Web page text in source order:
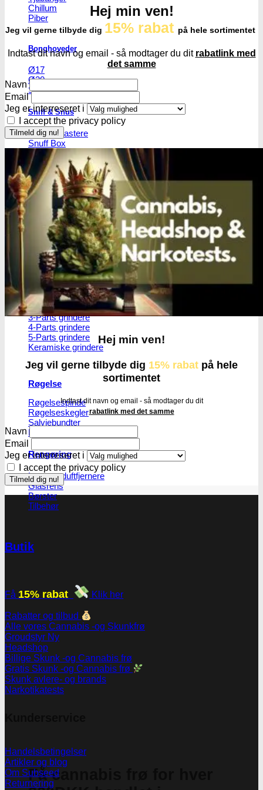
Chillum
Piber
Bonghoveder
Ø17
Ø20
SG14
Sniff & Snus
Master blastere
Snuff Box
Snifferør
Sniffesæt
Pulverbeholdere
Pulverknusere
Digital vægte
0,1g vægte
0,01g vægte
0,001g vægte
Grindere
2-Parts grindere
3-Parts grindere
4-Parts grindere
5-Parts grindere
Keramiske grindere
Røgelse
Røgelsespinde
Røgelseskegler
Salviebundter
Røgelsesholdere
Rengøring
Lugt- og duftfjernere
Glasrens
Børster
Tilbehør
Få cannabis frø for hver
Hej min ven!
Jeg vil gerne tilbyde dig 15% rabat på hele sortimentet
Indtast dit navn og email - så modtager du dit rabatlink med
det samme
Navn
Email
Jeg er interreseret i
I accept the privacy policy
Hej min ven!
Jeg vil gerne tilbyde dig 15% rabat på hele
sortimentet
Indtast dit navn og email - så modtager du dit
rabatlink med det samme
Navn
Email
Jeg er interreseret i
I accept the privacy policy
Butik
Få 15% rabat Klik her
Rabatter og tilbud
Alle vores Cannabis -og Skunkfrø
Groudstyr
Headshop
Billige Skunk -og Cannabis frø
Gratis Skunk -og Cannabis frø
Skunk avlere- og brands
Narkotikatests
Handelsbetingelser
Artikler og blog
Om Subseed
Returnering